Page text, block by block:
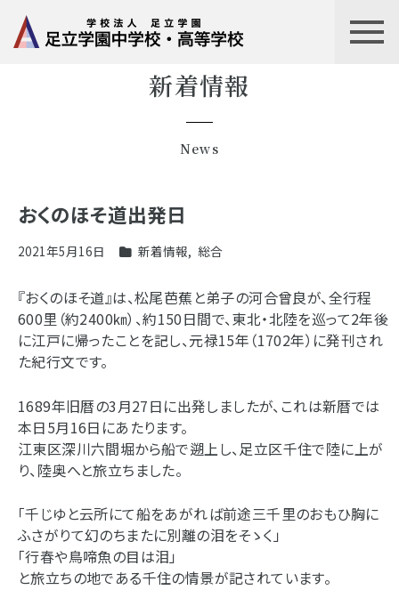
新着情報
News
おくのほそ道出発日
2021年5月16日 新着情報, 総合
『おくのほそ道』は、松尾芭蕉と弟子の河合曾良が、全行程
600里（約2400㎞）、約150日間で、東北・北陸を巡って2年後
に江戸に帰ったことを記し、元禄15年（1702年）に発刊され
た紀行文です。
1689年旧暦の3月27日に出発しましたが、これは新暦では
本日5月16日にあたります。
江東区深川六間堀から船で遡上し、足立区千住で陸に上が
り、陸奥へと旅立ちました。
「千じゆと云所にて船をあがれば前途三千里のおもひ胸に
ふさがりて幻のちまたに別離の泪をそゝく」
「行春や鳥啼魚の目は泪」
と旅立ちの地である千住の情景が記されています。